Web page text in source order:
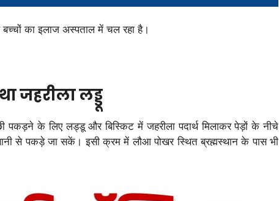
बच्चों का इलाज अस्पताल में चल रहा है।
जहरीला लड्डू
पकड़ने के लिए लड्डू और बिस्किट में जहरीला पदार्थ मिलाकर पेड़ों के नीचे
से पकड़े जा सकें। इसी क्रम में लौआ पोखर स्थित ब्रह्मस्थान के पास भी